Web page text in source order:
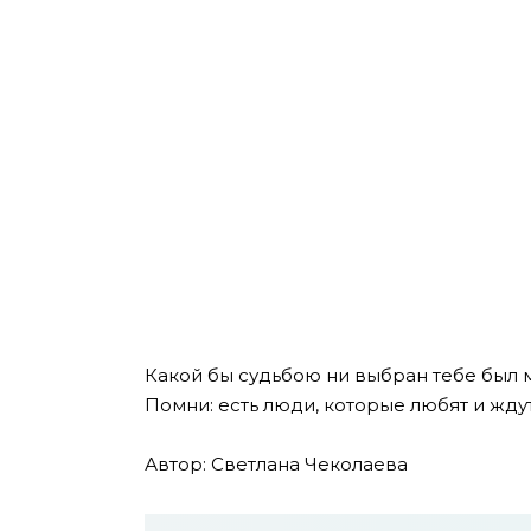
Какой бы судьбою ни выбран тебе был
Помни: есть люди, которые любят и
Автор: Светлана Чеколаева